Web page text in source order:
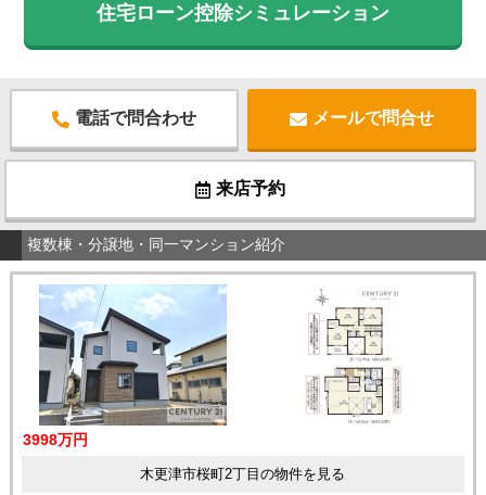
住宅ローン控除シミュレーション
電話で問合わせ メールで問合せ
来店予約
複数棟・分譲地・同一マンション紹介
3998万円
木更津市桜町2丁目の物件を見る